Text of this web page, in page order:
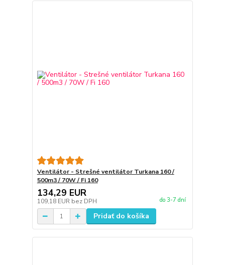
Ventilátor - Strešné ventilátor Turkana 160 /
500m3 / 70W / Fi 160
134,29 EUR
109,18 EUR bez DPH do 3-7 dní
Pridať do košíka